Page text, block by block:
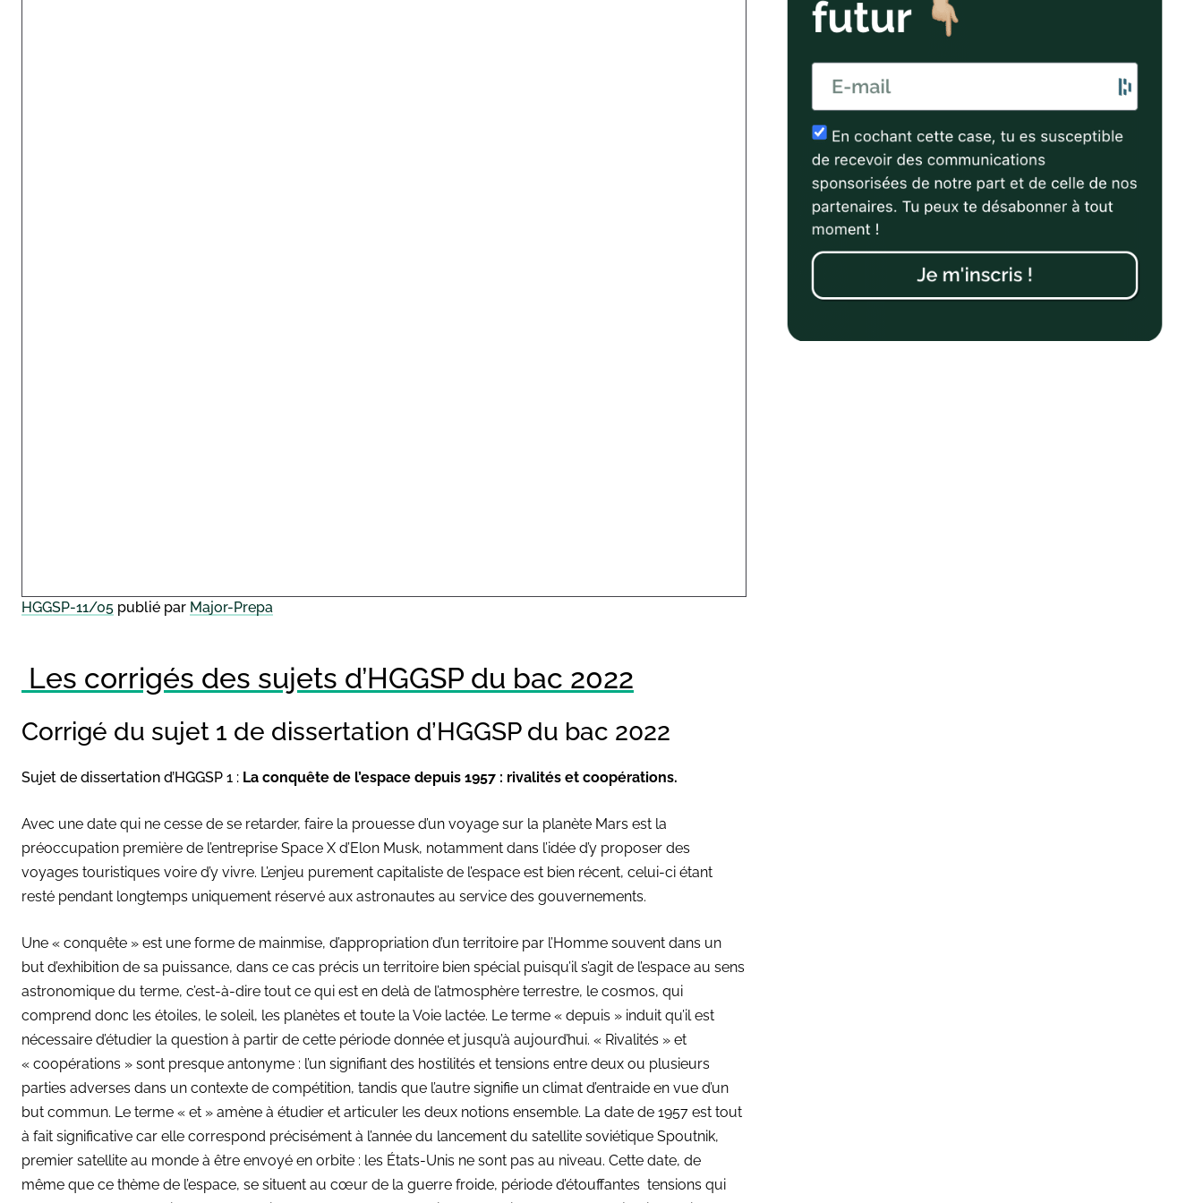
HGGSP-11/05 publié par Major-Prepa
Les corrigés des sujets d’HGGSP du bac 2022
Corrigé du sujet 1 de dissertation d’HGGSP du bac 2022
Sujet de dissertation d’HGGSP 1 : La conquête de l’espace depuis 1957 : rivalités et coopérations.
Avec une date qui ne cesse de se retarder, faire la prouesse d’un voyage sur la planète Mars est la
préoccupation première de l’entreprise Space X d’Elon Musk, notamment dans l’idée d’y proposer des
voyages touristiques voire d’y vivre. L’enjeu purement capitaliste de l’espace est bien récent, celui-ci étant
resté pendant longtemps uniquement réservé aux astronautes au service des gouvernements.
Une « conquête » est une forme de mainmise, d’appropriation d’un territoire par l’Homme souvent dans un
but d’exhibition de sa puissance, dans ce cas précis un territoire bien spécial puisqu’il s’agit de l’espace au sens
astronomique du terme, c’est-à-dire tout ce qui est en delà de l’atmosphère terrestre, le cosmos, qui
comprend donc les étoiles, le soleil, les planètes et toute la Voie lactée. Le terme « depuis » induit qu’il est
nécessaire d’étudier la question à partir de cette période donnée et jusqu’à aujourd’hui. « Rivalités » et
« coopérations » sont presque antonyme : l’un signifiant des hostilités et tensions entre deux ou plusieurs
parties adverses dans un contexte de compétition, tandis que l’autre signifie un climat d’entraide en vue d’un
but commun. Le terme « et » amène à étudier et articuler les deux notions ensemble. La date de 1957 est tout
à fait significative car elle correspond précisément à l’année du lancement du satellite soviétique Spoutnik,
premier satellite au monde à être envoyé en orbite : les États-Unis ne sont pas au niveau. Cette date, de
même que ce thème de l’espace, se situent au cœur de la guerre froide, période d’étouffantes tensions qui